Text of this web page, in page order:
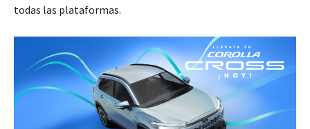
todas las plataformas.